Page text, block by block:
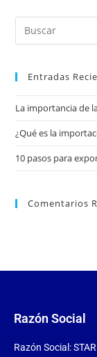
Entradas
La importancia de
¿Qué es la
10 pasos para
Comentarios
Razón Social
Razón Social: